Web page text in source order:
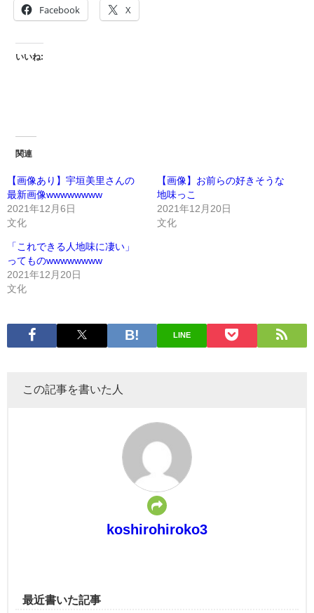
Facebook X
いいね:
関連
【画像あり】宇垣美里さんの
最新画像wwwwwwww
2021年12月6日
文化
【画像】お前らの好きそうな
地味っこ
2021年12月20日
文化
「これできる人地味に凄い」
ってものwwwwwwww
2021年12月20日
文化
LINE
この記事を書いた人
koshirohiroko3
最近書いた記事